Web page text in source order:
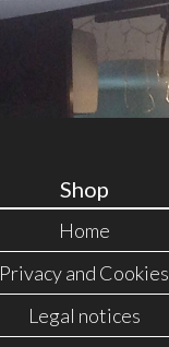
Shop
Home
Privacy and Cookies
Legal notices